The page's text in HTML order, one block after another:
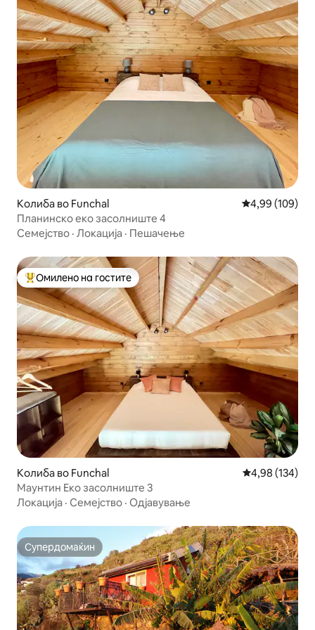
Колиба во Funchal Просечна
4,99 (109)
Планинско еко засолниште 4
Семејство · Локација · Пешачење
Меѓу најуспешните „Омилени на гостите“
Омилено на гостите
Колиба во Funchal Просечна
4,98 (134)
Маунтин Еко засолниште 3
Локација · Семејство · Одјавување
Супердомаќин
Супердомаќин